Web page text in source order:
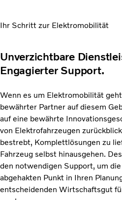
Ihr Schritt zur Elektromobilität
Unverzichtbare
Engagierter Support.
Wenn es um Elektromobilität
bewährter Partner auf diesem
auf eine bewährte
von Elektrofahrzeugen
bestrebt, Komplettlösungen zu
Fahrzeug selbst hinausgehen.
den notwendigen Support, um
abgehakten Punkt in Ihren
entscheidenden Wirtschaftsgut